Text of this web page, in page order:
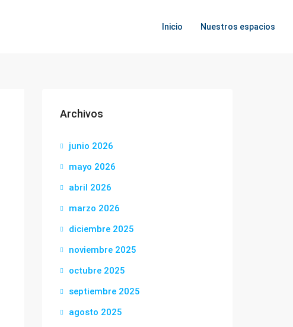
Inicio Nuestros espacios
Archivos
junio 2026
mayo 2026
abril 2026
marzo 2026
diciembre 2025
noviembre 2025
octubre 2025
septiembre 2025
agosto 2025